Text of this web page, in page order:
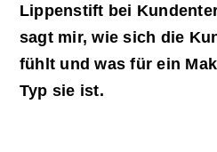
Lippenstift bei
sagt mir, wie sich die
fühlt und was für ein
Typ sie ist.